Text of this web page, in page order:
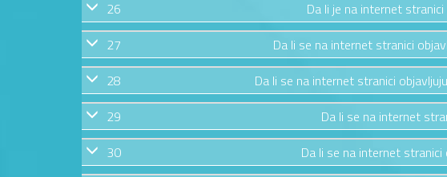
26
Da li je na internet
27
Da li se na internet stranici
28
Da li se na internet stranici
29
Da li se na internet
30
Da li se na internet